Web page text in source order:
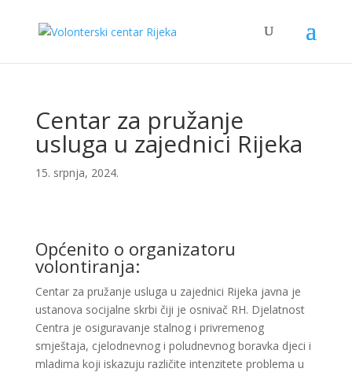
Centar za pružanje
usluga u zajednici Rijeka
15. srpnja, 2024.
Općenito o organizatoru
volontiranja:
Centar za pružanje usluga u zajednici Rijeka javna je
ustanova socijalne skrbi čiji je osnivač RH. Djelatnost
Centra je osiguravanje stalnog i privremenog
smještaja, cjelodnevnog i poludnevnog boravka djeci i
mladima koji iskazuju različite intenzitete problema u